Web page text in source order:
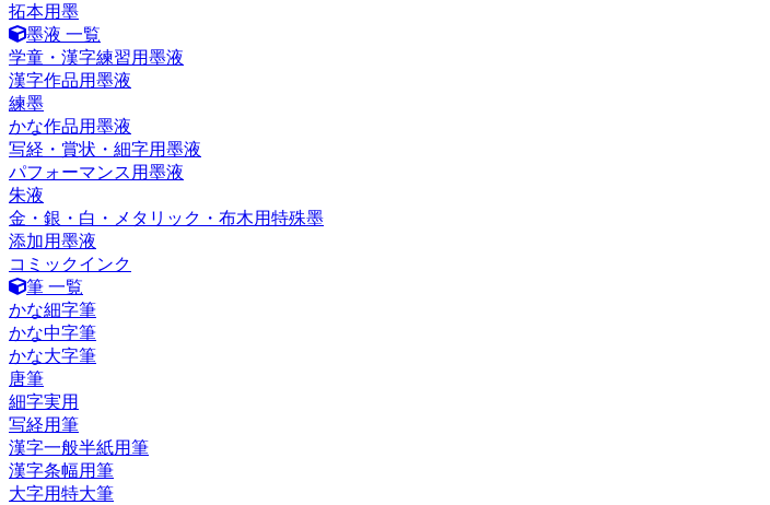
拓本用墨
墨液 一覧
学童・漢字練習用墨液
漢字作品用墨液
練墨
かな作品用墨液
写経・賞状・細字用墨液
パフォーマンス用墨液
朱液
金・銀・白・メタリック・布木用特殊墨
添加用墨液
コミックインク
筆 一覧
かな細字筆
かな中字筆
かな大字筆
唐筆
細字実用
写経用筆
漢字一般半紙用筆
漢字条幅用筆
大字用特大筆